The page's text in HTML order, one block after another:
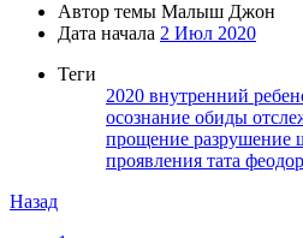
Автор темы Малыш Джон
Дата начала 2 Июл 2020
Теги
2020 внутренний
осознание обиды
прощение разрушение
проявления тата
Назад